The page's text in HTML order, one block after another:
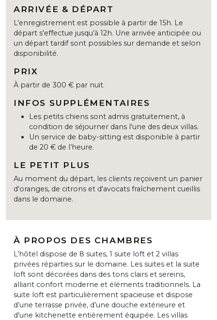
ARRIVÉE & DÉPART
L’enregistrement est possible à partir de 15h. Le
départ s'effectue jusqu’à 12h. Une arrivée anticipée ou
un départ tardif sont possibles sur demande et selon
disponibilité.
PRIX
À partir de 300 € par nuit.
INFOS SUPPLÉMENTAIRES
Les petits chiens sont admis gratuitement, à
condition de séjourner dans l'une des deux villas.
Un service de baby-sitting est disponible à partir
de 20 € de l’heure.
LE PETIT PLUS
Au moment du départ, les clients reçoivent un panier
d'oranges, de citrons et d'avocats fraîchement cueillis
dans le domaine.
À PROPOS DES CHAMBRES
L’hôtel dispose de 8 suites, 1 suite loft et 2 villas
privées réparties sur le domaine. Les suites et la suite
loft sont décorées dans des tons clairs et sereins,
alliant confort moderne et éléments traditionnels. La
suite loft est particulièrement spacieuse et dispose
d’une terrasse privée, d’une douche extérieure et
d’une kitchenette entièrement équipée. Les villas